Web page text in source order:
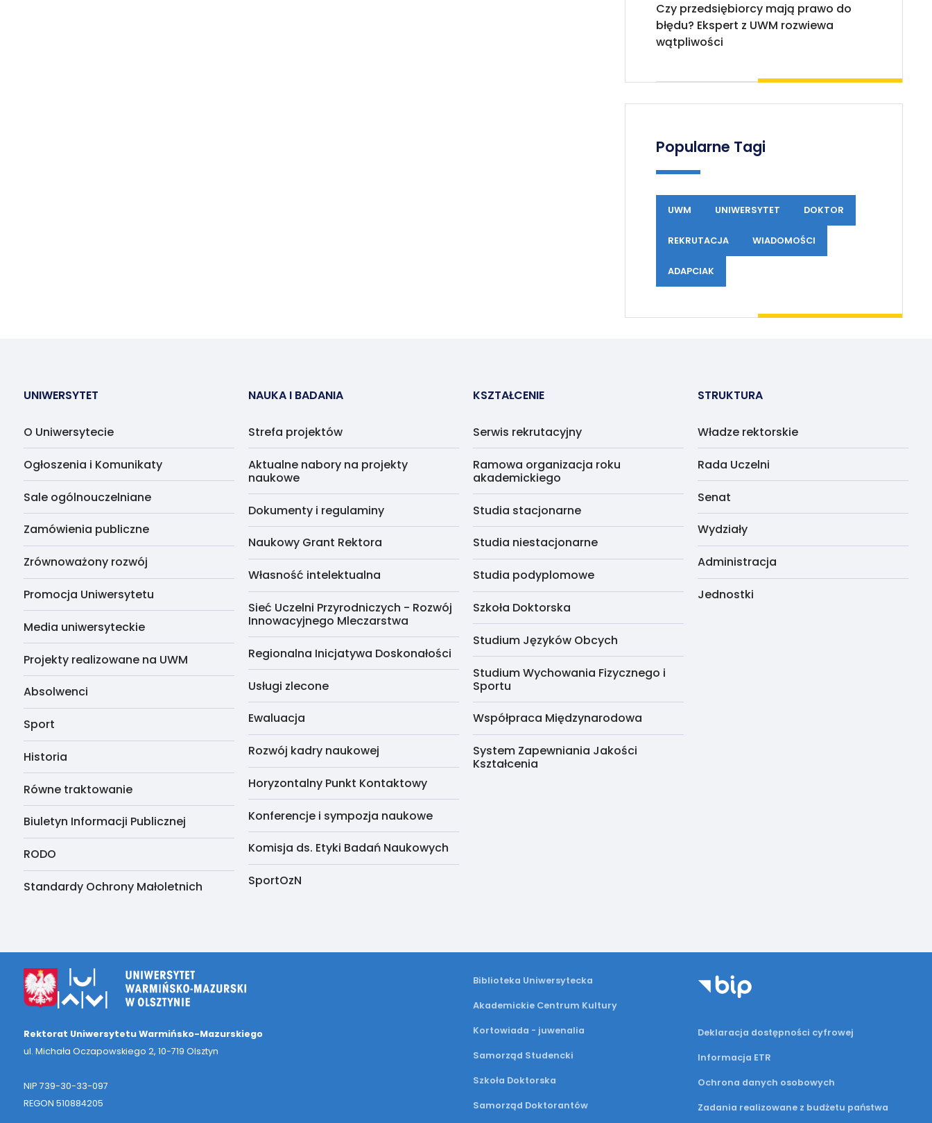
Czy przedsiębiorcy mają prawo do
błędu? Ekspert z UWM rozwiewa
wątpliwości
Popularne Tagi
UWM UNIWERSYTET DOKTOR
REKRUTACJA WIADOMOŚCI
ADAPCIAK
UNIWERSYTET
O Uniwersytecie
Ogłoszenia i Komunikaty
Sale ogólnouczelniane
Zamówienia publiczne
Zrównoważony rozwój
Promocja Uniwersytetu
Media uniwersyteckie
Projekty realizowane na UWM
Absolwenci
Sport
Historia
Równe traktowanie
Biuletyn Informacji Publicznej
RODO
Standardy Ochrony Małoletnich
NAUKA I BADANIA
Strefa projektów
Aktualne nabory na projekty
naukowe
Dokumenty i regulaminy
Naukowy Grant Rektora
Własność intelektualna
Sieć Uczelni Przyrodniczych - Rozwój
Innowacyjnego Mleczarstwa
Regionalna Inicjatywa Doskonałości
Usługi zlecone
Ewaluacja
Rozwój kadry naukowej
Horyzontalny Punkt Kontaktowy
Konferencje i sympozja naukowe
Komisja ds. Etyki Badań Naukowych
SportOzN
KSZTAŁCENIE
Serwis rekrutacyjny
Ramowa organizacja roku
akademickiego
Studia stacjonarne
Studia niestacjonarne
Studia podyplomowe
Szkoła Doktorska
Studium Języków Obcych
Studium Wychowania Fizycznego i
Sportu
Współpraca Międzynarodowa
System Zapewniania Jakości
Kształcenia
STRUKTURA
Władze rektorskie
Rada Uczelni
Senat
Wydziały
Administracja
Jednostki
Rektorat Uniwersytetu Warmińsko-Mazurskiego
ul. Michała Oczapowskiego 2, 10-719 Olsztyn
NIP 739-30-33-097
REGON 510884205
Biblioteka Uniwersytecka
Akademickie Centrum Kultury
Kortowiada - juwenalia
Samorząd Studencki
Szkoła Doktorska
Samorząd Doktorantów
Deklaracja dostępności cyfrowej
Informacja ETR
Ochrona danych osobowych
Zadania realizowane z budżetu państwa